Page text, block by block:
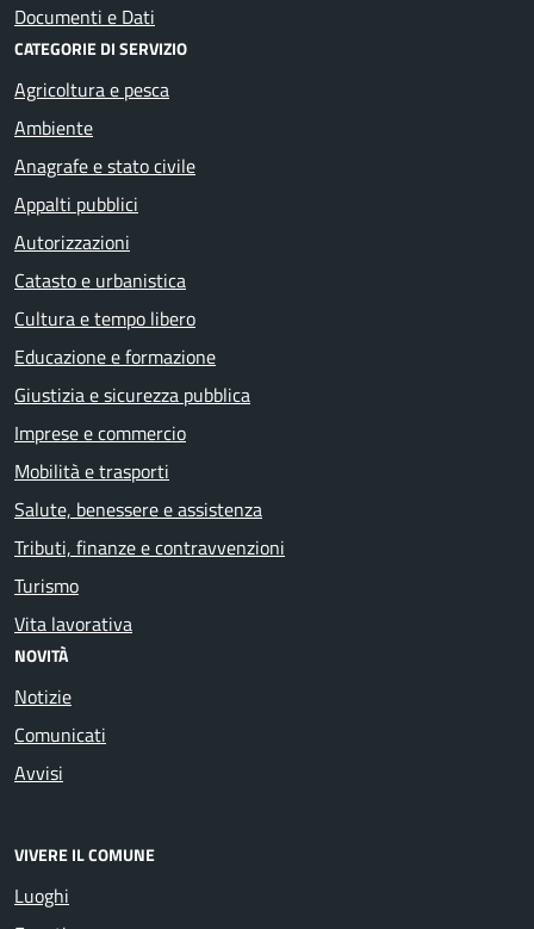
Documenti e Dati
CATEGORIE DI SERVIZIO
Agricoltura e pesca
Ambiente
Anagrafe e stato civile
Appalti pubblici
Autorizzazioni
Catasto e urbanistica
Cultura e tempo libero
Educazione e formazione
Giustizia e sicurezza pubblica
Imprese e commercio
Mobilità e trasporti
Salute, benessere e assistenza
Tributi, finanze e contravvenzioni
Turismo
Vita lavorativa
NOVITÀ
Notizie
Comunicati
Avvisi
VIVERE IL COMUNE
Luoghi